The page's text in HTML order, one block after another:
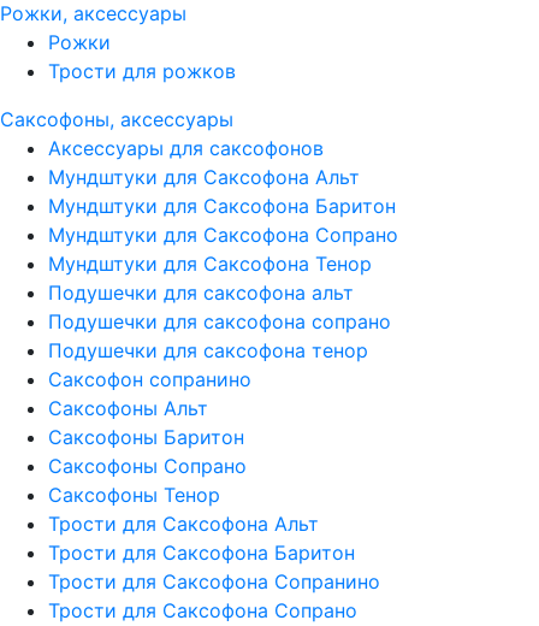
Рожки, аксессуары
Рожки
Трости для рожков
Саксофоны, аксессуары
Аксессуары для саксофонов
Мундштуки для Саксофона Альт
Мундштуки для Саксофона Баритон
Мундштуки для Саксофона Сопрано
Мундштуки для Саксофона Тенор
Подушечки для саксофона альт
Подушечки для саксофона сопрано
Подушечки для саксофона тенор
Саксофон сопранино
Саксофоны Альт
Саксофоны Баритон
Саксофоны Сопрано
Саксофоны Тенор
Трости для Саксофона Альт
Трости для Саксофона Баритон
Трости для Саксофона Сопранино
Трости для Саксофона Сопрано